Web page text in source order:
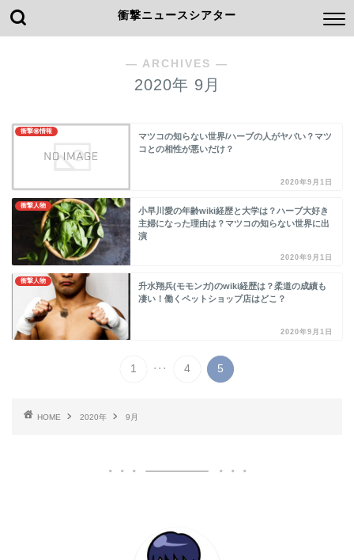
衝撃ニュースシアター
― ARCHIVES ―
2020年 9月
衝撃㊙情報
マツコの知らない世界/ハーブの人がヤバい？マツ
コとの相性が悪いだけ？
2020年9月1日
衝撃人物
小早川愛の年齢wiki経歴と大学は？ハーブ大好き
主婦になった理由は？マツコの知らない世界に出
演
2020年9月1日
衝撃人物
升水翔兵(モモンガ)のwiki経歴は？柔道の成績も
凄い！働くペットショップ店はどこ？
2020年9月1日
1 ... 4 5
HOME 2020年 9月